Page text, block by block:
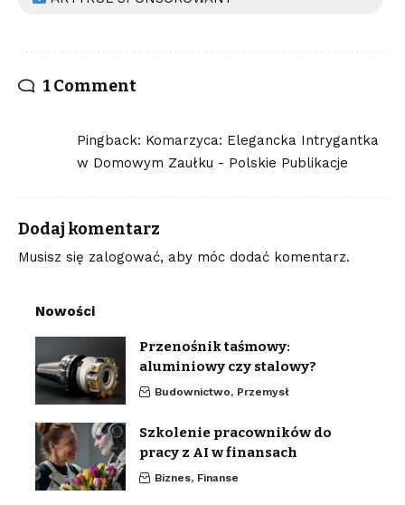
1 Comment
Pingback: Komarzyca: Elegancka Intrygantka
w Domowym Zaułku - Polskie Publikacje
Dodaj komentarz
Musisz się zalogować, aby móc dodać komentarz.
Nowości
Przenośnik taśmowy:
aluminiowy czy stalowy?
Budownictwo, Przemysł
Szkolenie pracowników do
pracy z AI w finansach
Biznes, Finanse